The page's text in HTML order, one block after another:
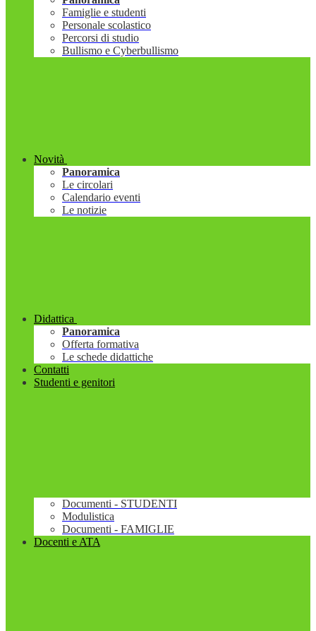
Famiglie e studenti
Personale scolastico
Percorsi di studio
Bullismo e Cyberbullismo
Novità
Panoramica
Le circolari
Calendario eventi
Le notizie
Didattica
Panoramica
Offerta formativa
Le schede didattiche
Contatti
Studenti e genitori
Documenti - STUDENTI
Modulistica
Documenti - FAMIGLIE
Docenti e ATA